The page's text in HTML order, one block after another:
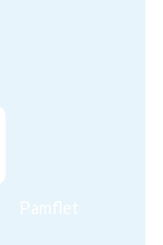
Pamflet